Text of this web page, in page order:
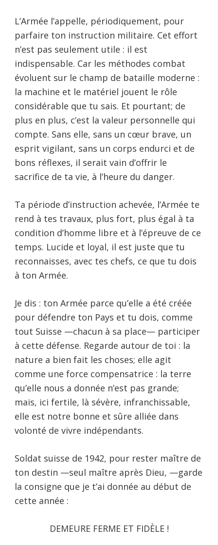
L’Armée l’appelle, périodiquement, pour
parfaire ton instruction militaire. Cet effort
n’est pas seulement utile : il est
indispensable. Car les méthodes combat
évoluent sur le champ de bataille moderne :
la machine et le matériel jouent le rôle
considérable que tu sais. Et pourtant; de
plus en plus, c’est la valeur personnelle qui
compte. Sans elle, sans un cœur brave, un
esprit vigilant, sans un corps endurci et de
bons réflexes, il serait vain d’offrir le
sacrifice de ta vie, à l’heure du danger.
Ta période d’instruction achevée, l’Armée te
rend à tes travaux, plus fort, plus égal à ta
condition d’homme libre et à l’épreuve de ce
temps. Lucide et loyal, il est juste que tu
reconnaisses, avec tes chefs, ce que tu dois
à ton Armée.
Je dis : ton Armée parce qu’elle a été créée
pour défendre ton Pays et tu dois, comme
tout Suisse —chacun à sa place— participer
à cette défense. Regarde autour de toi : la
nature a bien fait les choses; elle agit
comme une force compensatrice : la terre
qu’elle nous a donnée n’est pas grande;
mais, ici fertile, là sévère, infranchissable,
elle est notre bonne et sûre alliée dans
volonté de vivre indépendants.
Soldat suisse de 1942, pour rester maître de
ton destin —seul maître après Dieu, —garde
la consigne que je t’ai donnée au début de
cette année :
DEMEURE FERME ET FIDÈLE !